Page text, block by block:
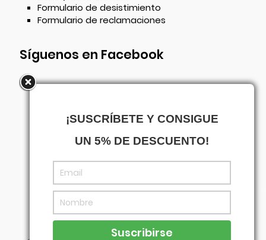
Formulario de desistimiento
Formulario de reclamaciones
Síguenos en Facebook
¡SUSCRÍBETE Y CONSIGUE
UN 5% DE DESCUENTO!